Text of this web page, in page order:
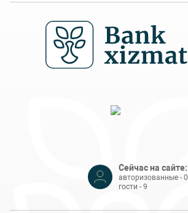
Сейчас на сайте:
авторизованные - 0
гости - 9